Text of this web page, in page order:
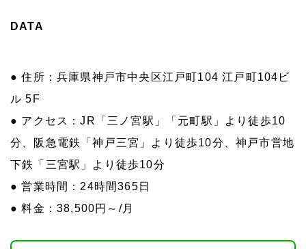
DATA
● 住所：兵庫県神戸市中央区江戸町104 江戸町104ビ
ル 5F
● アクセス：JR「三ノ宮駅」「元町駅」より徒歩10
分、阪急電鉄「神戸三宮」より徒歩10分、神戸市営地
下鉄「三宮駅」より徒歩10分
● 営業時間：24時間365日
● 料金：38,500円～/月